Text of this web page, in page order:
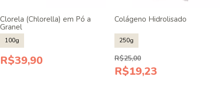
Clorela (Chlorella) em Pó a
Granel
100g
R$39,90
Colágeno Hidrolisado
250g
R$25,00
R$19,23